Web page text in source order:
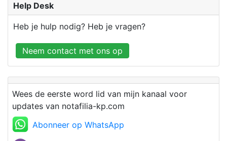
Help Desk
Heb je hulp nodig? Heb je vragen?
Neem contact met ons op
Wees de eerste word lid van mijn kanaal voor
updates van notafilia-kp.com
Abonneer op WhatsApp